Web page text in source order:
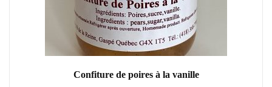
Confiture de poires à la vanille